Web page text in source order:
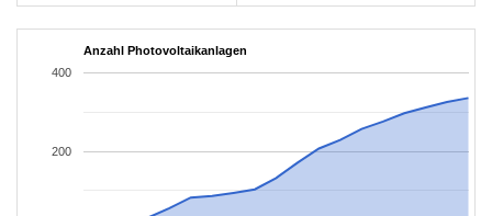
Anzahl Photovoltaikanlagen
200
400